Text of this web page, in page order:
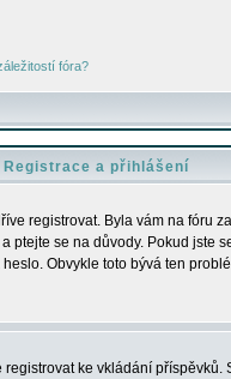
fóra?
Registrace a přihlášení
registrovat. Byla vám na fóru
ptejte se na důvody. Pokud jste
Obvykle toto bývá ten
ke vkládání